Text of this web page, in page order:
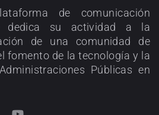
de comunicación
dedica su actividad a la
de una comunidad de
fomento de la tecnología y la
Públicas en